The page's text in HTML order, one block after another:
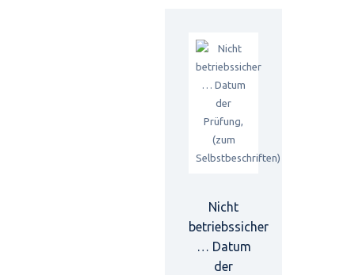
Nicht
betriebssicher
… Datum
der